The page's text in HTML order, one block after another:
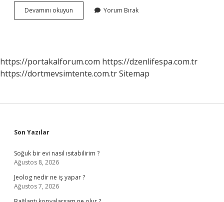
Devamını okuyun
Aile
Var
Yorum Bırak
https://portakalforum.com https://dzenlifespa.com.tr
https://dortmevsimtente.com.trSitemap
Sidebar
Son Yazılar
Soğuk bir evi nasıl ısıtabilirim ?
Ağustos 8, 2026
Jeolog nedir ne iş yapar ?
Ağustos 7, 2026